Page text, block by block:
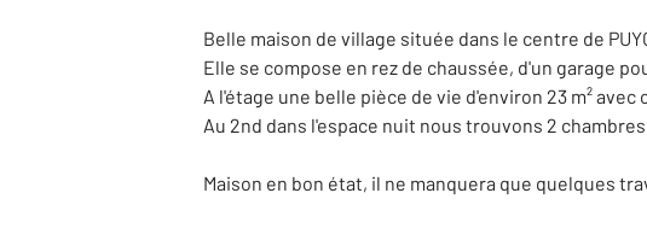
Belle maison de village située dans le centre de
Elle se compose en rez de chaussée, d'un garage
A l'étage une belle pièce de vie d'environ 23 m²
Au 2nd dans l'espace nuit nous trouvons 2
Maison en bon état, il ne manquera que quelques